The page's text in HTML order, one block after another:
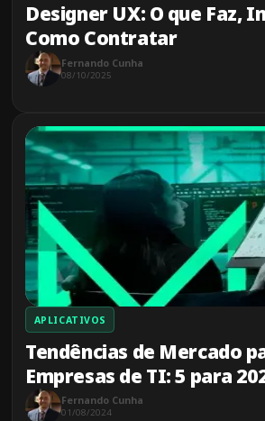
Designer UX: O que Faz,
Como Contratar
Fernando Cunha
08/10/2025
APLICATIVOS
Tendências de Mercado
Empresas de TI: 5 para
Fernando Cunha
01/08/2024